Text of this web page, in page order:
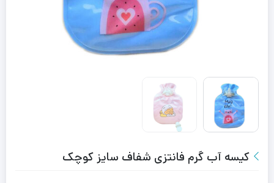
کیسه آب گرم فانتزی شفاف سایز کوچک